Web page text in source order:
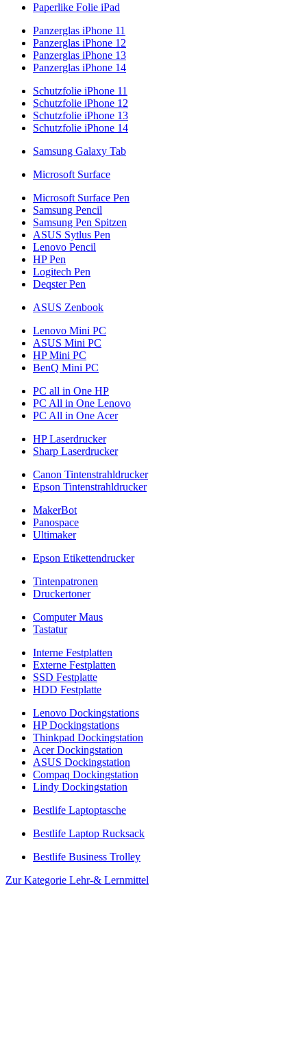
Paperlike Folie iPad
Panzerglas iPhone 11
Panzerglas iPhone 12
Panzerglas iPhone 13
Panzerglas iPhone 14
Schutzfolie iPhone 11
Schutzfolie iPhone 12
Schutzfolie iPhone 13
Schutzfolie iPhone 14
Samsung Galaxy Tab
Microsoft Surface
Microsoft Surface Pen
Samsung Pencil
Samsung Pen Spitzen
ASUS Sytlus Pen
Lenovo Pencil
HP Pen
Logitech Pen
Deqster Pen
ASUS Zenbook
Lenovo Mini PC
ASUS Mini PC
HP Mini PC
BenQ Mini PC
PC all in One HP
PC All in One Lenovo
PC All in One Acer
HP Laserdrucker
Sharp Laserdrucker
Canon Tintenstrahldrucker
Epson Tintenstrahldrucker
MakerBot
Panospace
Ultimaker
Epson Etikettendrucker
Tintenpatronen
Druckertoner
Computer Maus
Tastatur
Interne Festplatten
Externe Festplatten
SSD Festplatte
HDD Festplatte
Lenovo Dockingstations
HP Dockingstations
Thinkpad Dockingstation
Acer Dockingstation
ASUS Dockingstation
Compaq Dockingstation
Lindy Dockingstation
Bestlife Laptoptasche
Bestlife Laptop Rucksack
Bestlife Business Trolley
Zur Kategorie Lehr-& Lernmittel